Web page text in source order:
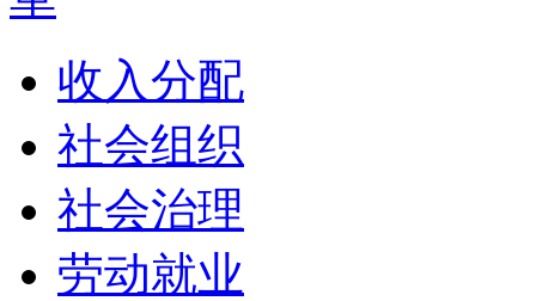
收入分配
社会组织
社会治理
劳动就业